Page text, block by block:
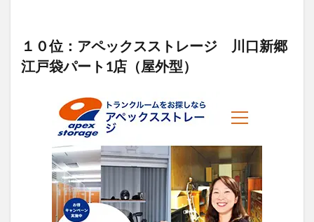
１０位：アペックスストレージ 川口新郷
江戸袋パート1店（屋外型）